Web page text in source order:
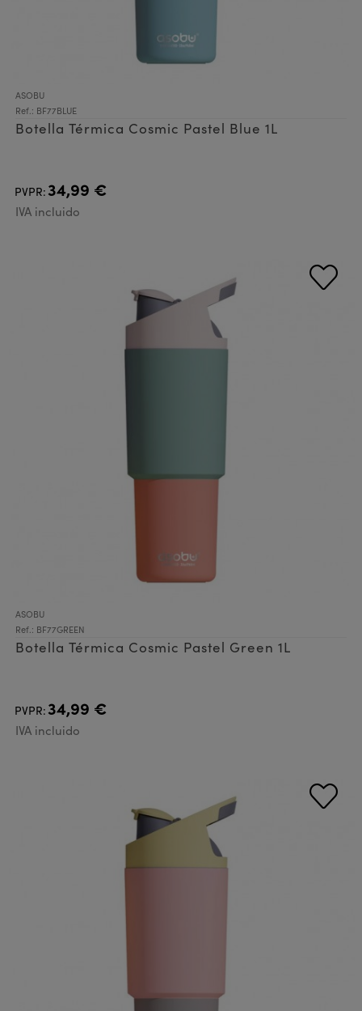
ASOBU
Ref.: BF77BLUE
Botella Térmica Cosmic Pastel Blue 1L
PVPR:34,99 €
IVA incluido
ASOBU
Ref.: BF77GREEN
Botella Térmica Cosmic Pastel Green 1L
PVPR:34,99 €
IVA incluido